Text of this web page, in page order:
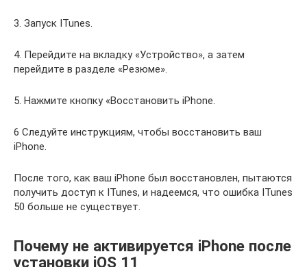
3. Запуск ITunes.
4. Перейдите на вкладку «Устройство», а затем
перейдите в разделе «Резюме».
5. Нажмите кнопку «Восстановить iPhone.
6 Следуйте инструкциям, чтобы восстановить ваш
iPhone.
После того, как ваш iPhone был восстановлен, пытаются
получить доступ к ITunes, и надеемся, что ошибка ITunes
50 больше не существует.
Почему не активируется iPhone после
установки iOS 11